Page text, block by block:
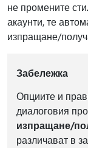
не промените
акаунти, те
изпращане/
Забележка
Опциите и
диалоговия
изпращане/
различават в